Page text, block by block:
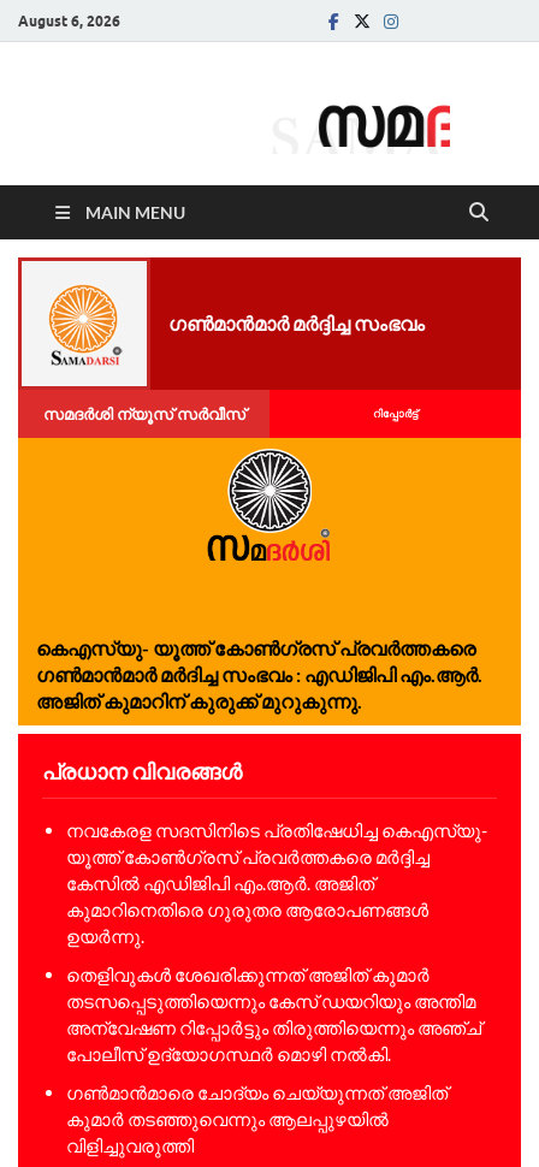
August 6, 2026
MAIN MENU
ഗ​ൺ​മാ​ൻമാർ മര്‍ദ്ദിച്ച സംഭവം
സമദർശി ന്യൂസ് സർവീസ് റിപ്പോര്‍ട്ട്
കെ​എ​സ്‍​യു- യൂ​ത്ത് കോ​ൺ​ഗ്ര​സ് പ്ര​വ​ർ​ത്ത​ക​രെ
ഗണ്‍മാന്‍മാർ മർദിച്ച സംഭവം : എഡിജിപി എം.ആര്‍.
അജിത് കുമാറിന് കുരുക്ക് മുറുകുന്നു.
പ്രധാന വിവരങ്ങൾ
നവകേരള സദസിനിടെ പ്രതിഷേധിച്ച കെഎസ്‌യു-
യൂത്ത് കോൺഗ്രസ് പ്രവർത്തകരെ മർദ്ദിച്ച
കേസിൽ എഡിജിപി എം.ആർ. അജിത്
കുമാറിനെതിരെ ഗുരുതര ആരോപണങ്ങൾ
ഉയർന്നു.
തെളിവുകൾ ശേഖരിക്കുന്നത് അജിത് കുമാർ
തടസപ്പെടുത്തിയെന്നും കേസ് ഡയറിയും അന്തിമ
അന്വേഷണ റിപ്പോർട്ടും തിരുത്തിയെന്നും അഞ്ച്
പോലീസ് ഉദ്യോഗസ്ഥർ മൊഴി നൽകി.
ഗൺമാൻമാരെ ചോദ്യം ചെയ്യുന്നത് അജിത്
കുമാർ തടഞ്ഞുവെന്നും ആലപ്പുഴയിൽ
വിളിച്ചുവരുത്തി